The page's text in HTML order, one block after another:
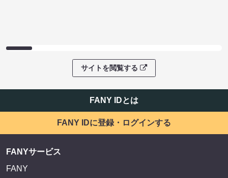
サイトを閲覧する
FANY IDとは
FANY IDに登録・ログインする
FANYサービス
FANY